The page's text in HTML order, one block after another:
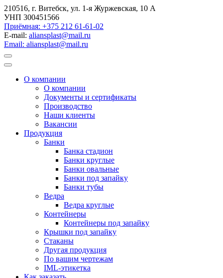
210516, г. Витебск, ул. 1-я Журжевская, 10 А
УНП 300451566
Приёмная: +375 212 61-61-02
E-mail: aliansplast@mail.ru
Email: aliansplast@mail.ru
О компании
О компании
Документы и сертификаты
Производство
Наши клиенты
Вакансии
Продукция
Банки
Банка стадион
Банки круглые
Банки овальные
Банки под запайку
Банки тубы
Ведра
Ведра круглые
Контейнеры
Контейнеры под запайку
Крышки под запайку
Стаканы
Другая продукция
По вашим чертежам
IML-этикетка